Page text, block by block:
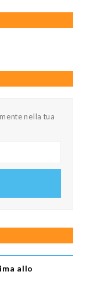
nella tua
allo